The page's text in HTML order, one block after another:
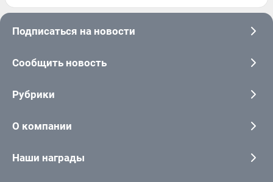
Подписаться на новости
Сообщить новость
Рубрики
О компании
Наши награды